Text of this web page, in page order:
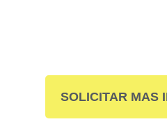
SOLICITAR MAS